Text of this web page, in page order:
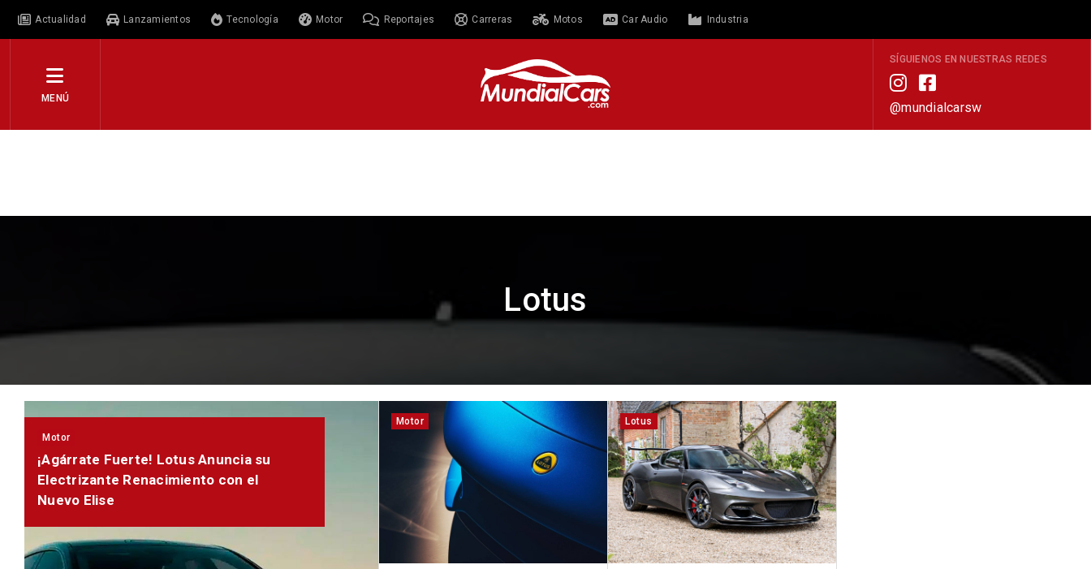
Actualidad Lanzamientos Tecnología Motor Reportajes Carreras Motos Car Audio Industria
MENÚ
SÍGUIENOS EN NUESTRAS REDES
@mundialcarsw
Lotus
Motor
¡Agárrate Fuerte! Lotus Anuncia su
Electrizante Renacimiento con el
Nuevo Elise
Motor Lotus